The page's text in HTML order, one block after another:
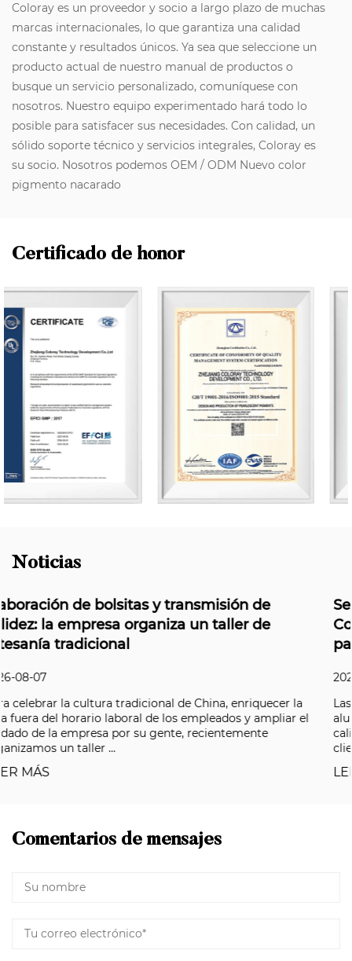
Coloray es un proveedor y socio a largo plazo de muchas
marcas internacionales, lo que garantiza una calidad
constante y resultados únicos. Ya sea que seleccione un
producto actual de nuestro manual de productos o
busque un servicio personalizado, comuníquese con
nosotros. Nuestro equipo experimentado hará todo lo
posible para satisfacer sus necesidades. Con calidad, un
sólido soporte técnico y servicios integrales, Coloray es
su socio. Nosotros podemos OEM / ODM Nuevo color
pigmento nacarado
Certificado de honor
Noticias
el
Serie súper resistente a la intemperie de
Coloray: resolviendo el desafío de
para aplicaciones en exteriores
2026-08-07
Las fachadas de edificios, los paneles compuestos de
aluminio y los revestimientos automotrices de primera
calidad han elevado el listón en los últimos años, y los
clientes ahora exigen un nivel...
LEER MÁS
Comentarios de mensajes